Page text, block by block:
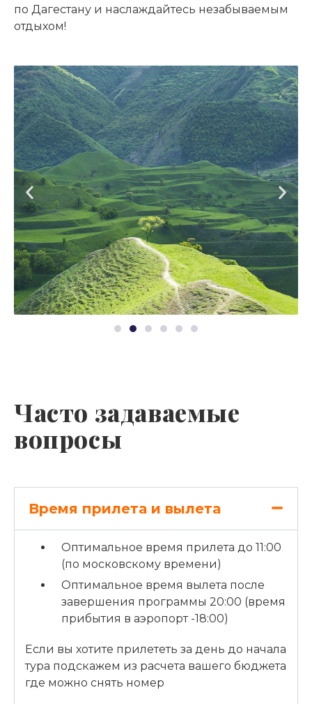
по Дагестану и наслаждайтесь незабываемым
отдыхом!
Часто задаваемые
вопросы
Время прилета и вылета
Оптимальное время прилета до 11:00
(по московскому времени)
Оптимальное время вылета после
завершения программы 20:00 (время
прибытия в аэропорт -18:00)
Если вы хотите прилететь за день до начала
тура подскажем из расчета вашего бюджета
где можно снять номер